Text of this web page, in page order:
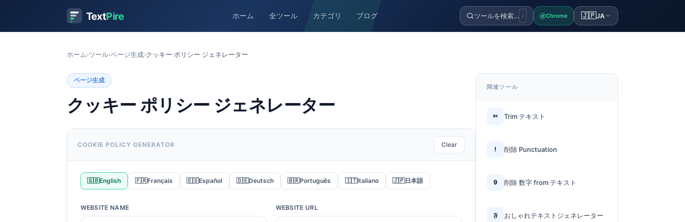
TextPire ホーム 全ツール カテゴリ ブログ ツールを検索… / Chrome 🇯🇵JA
ホーム›ツール›ページ生成›クッキー ポリシー ジェネレーター
ページ生成
クッキー ポリシー ジェネレーター
COOKIE POLICY GENERATOR Clear
🇬🇧English 🇫🇷Français 🇪🇸Español 🇩🇪Deutsch 🇧🇷Português 🇮🇹Italiano 🇯🇵日本語
WEBSITE NAME WEBSITE URL
関連ツール
✂ Trim テキスト
! 削除 Punctuation
9 削除 数字 from テキスト
𝔉 おしゃれテキストジェネレーター